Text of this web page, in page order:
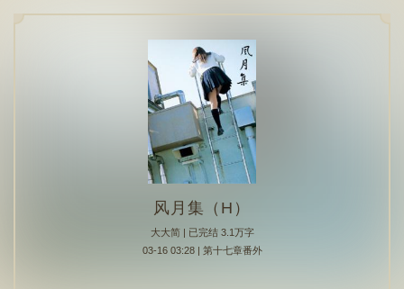
风月集（H）
大大简| 已完结 3.1万字
03-16 03:28 | 第十七章番外